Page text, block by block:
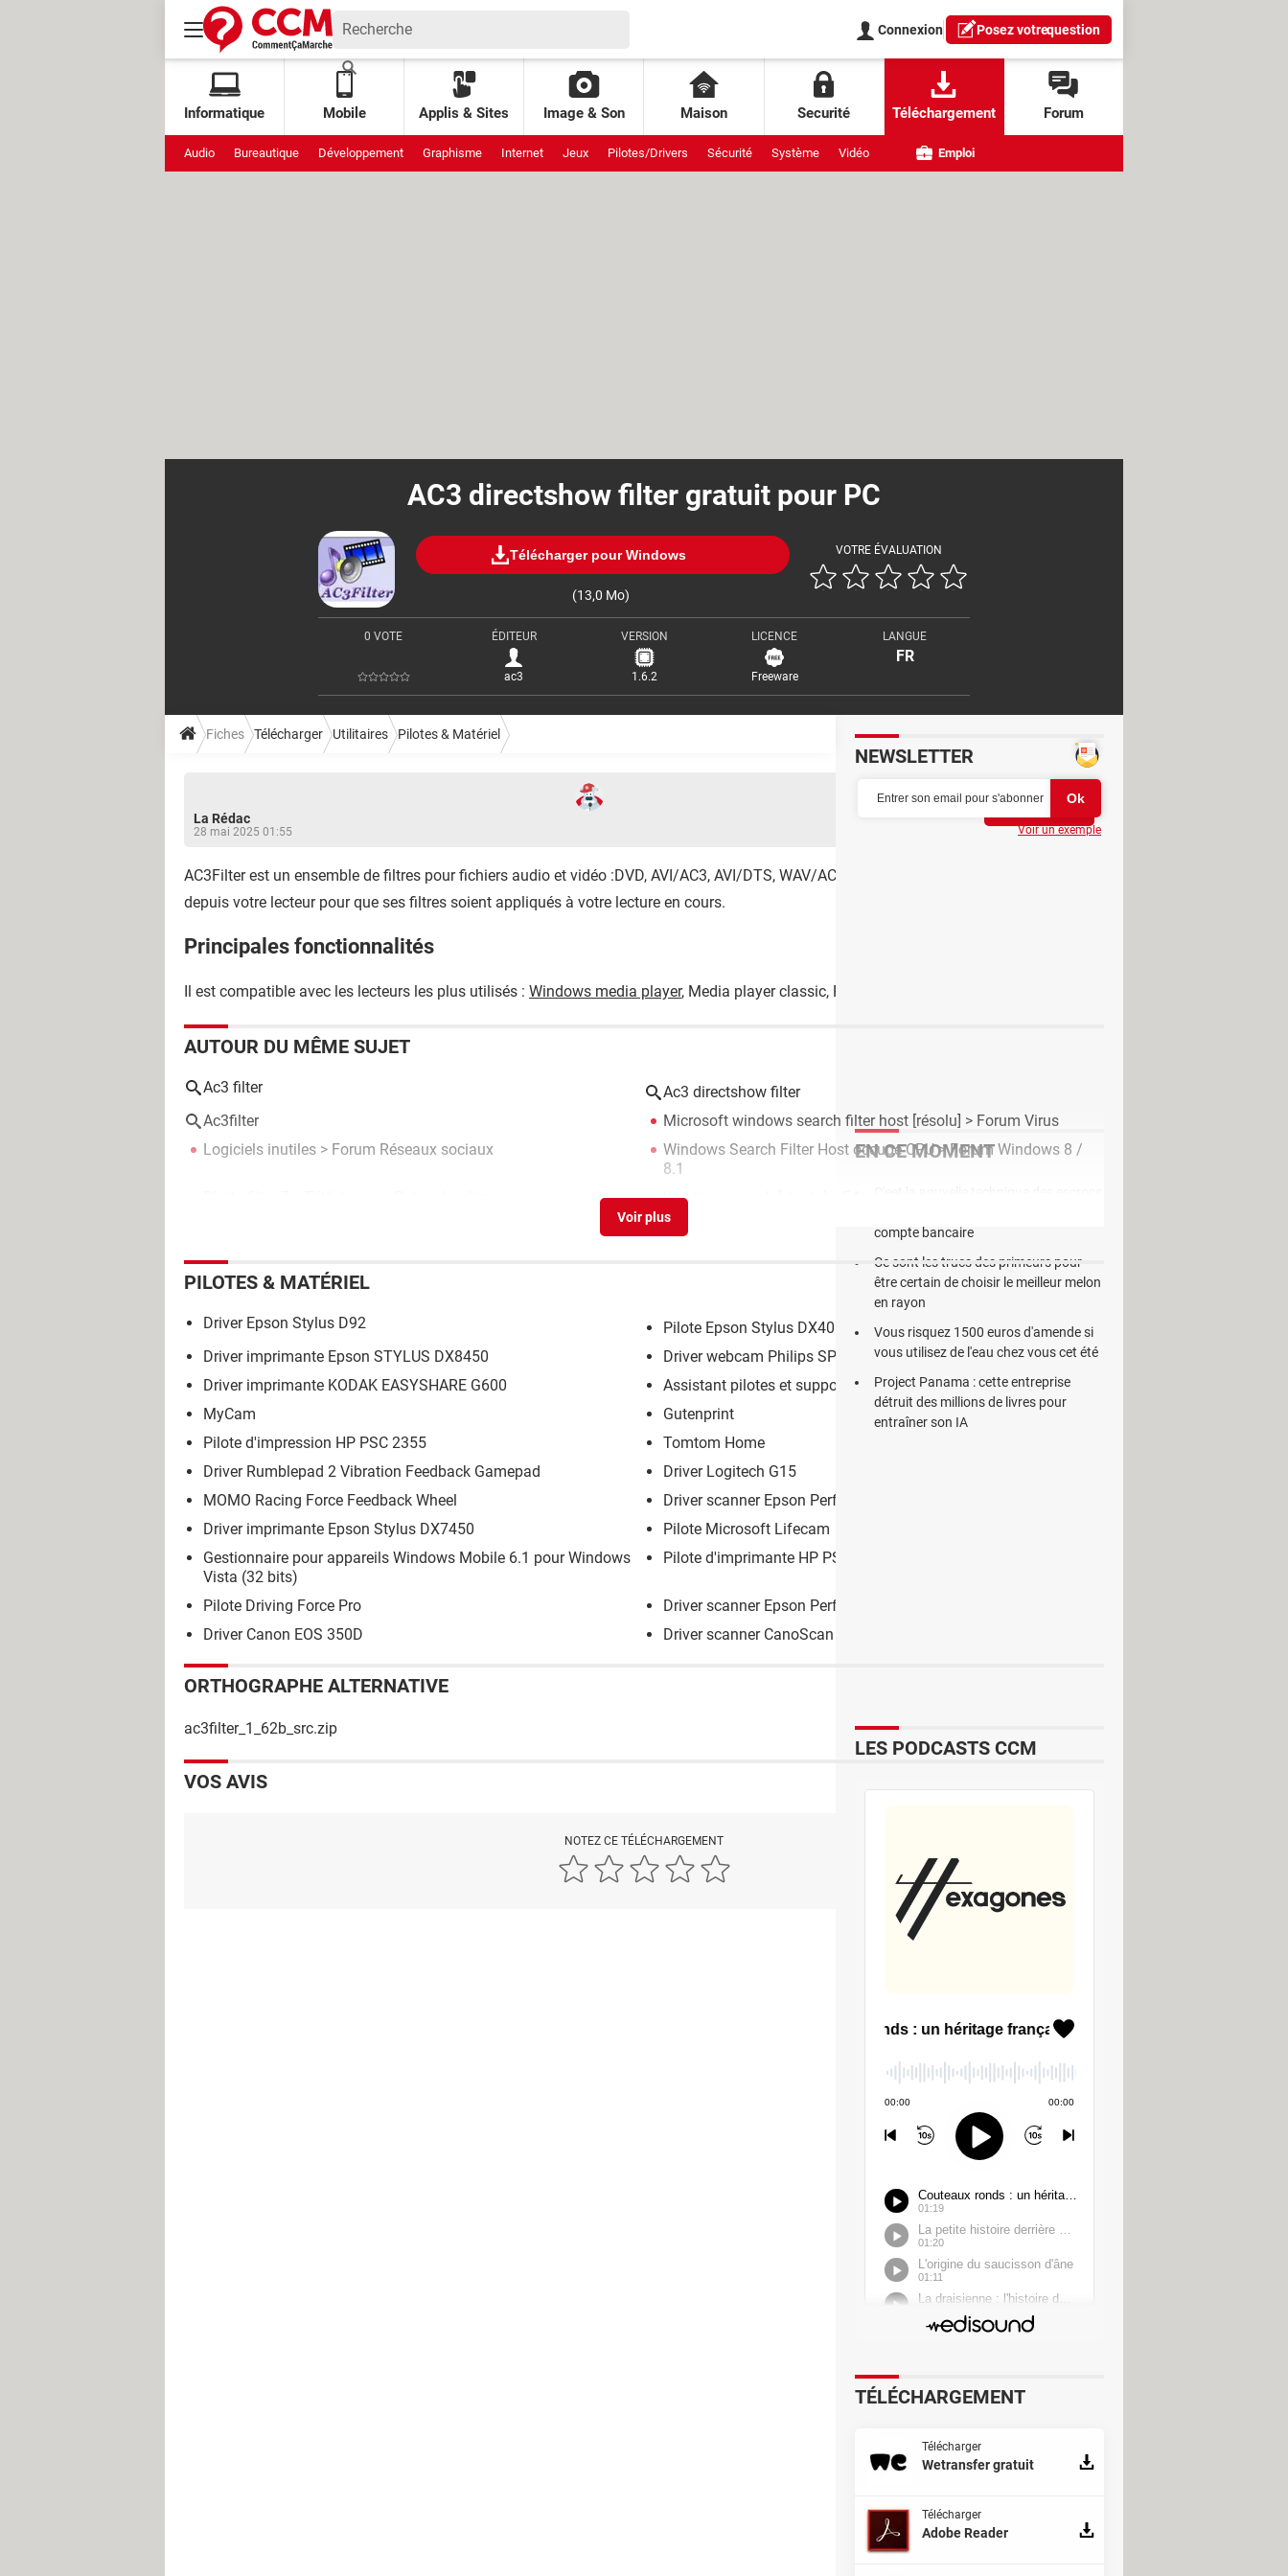
Connexion Posez votrequestion
Informatique Mobile Applis & Sites Image & Son Maison Securité Téléchargement Forum
Audio Bureautique Développement Graphisme Internet Jeux Pilotes/Drivers Sécurité Système Vidéo Emploi
AC3 directshow filter gratuit pour PC
Télécharger pour Windows
(13,0 Mo)
VOTRE ÉVALUATION
0 VOTE ÉDITEUR
ac3
VERSION
1.6.2
LICENCE
Freeware
LANGUE
FR
Fiches Télécharger Utilitaires Pilotes & Matériel
La Rédac
28 mai 2025 01:55
AC3Filter est un ensemble de filtres pour fichiers audio et vidéo :DVD, AVI/AC3, AVI/DTS, WAV/AC3. Vous n'avez qu'à le sélectionner
depuis votre lecteur pour que ses filtres soient appliqués à votre lecture en cours.
Principales fonctionnalités
Il est compatible avec les lecteurs les plus utilisés : Windows media player, Media player classic, PowerDVD, VLC,...etc.
AUTOUR DU MÊME SUJET
Ac3 filter
Ac3 directshow filter
Ac3filter
Microsoft windows search filter host [résolu] > Forum Virus
Logiciels inutiles > Forum Réseaux sociaux Windows Search Filter Host occupe CPU>Forum Windows 8 /
8.1
Windows search
PILOTES & MATÉRIEL
Driver Epson Stylus D92
Pilote Epson Stylus DX4050
Driver imprimante Epson STYLUS DX8450
Driver webcam Philips SPC900NC
Driver imprimante KODAK EASYSHARE G600
Assistant pilotes et support Intel : un PC toujours à jour
MyCam
Gutenprint
Pilote d'impression HP PSC 2355
Tomtom Home
Driver Rumblepad 2 Vibration Feedback Gamepad
Driver Logitech G15
MOMO Racing Force Feedback Wheel
Driver scanner Epson Perfection 2480
Driver imprimante Epson Stylus DX7450
Pilote Microsoft Lifecam
Gestionnaire pour appareils Windows Mobile 6.1 pour Windows
Vista (32 bits)
Pilote d'imprimante HP PSC 1210
Pilote Driving Force Pro
Driver scanner Epson Perfection 1250
Driver Canon EOS 350D
Driver scanner CanoScan N670U
ORTHOGRAPHE ALTERNATIVE
ac3filter_1_62b_src.zip
VOS AVIS
NOTEZ CE TÉLÉCHARGEMENT
NEWSLETTER
Voir un exemple
EN CE MOMENT
compte bancaire
Ce sont les trucs des primeurs pour
être certain de choisir le meilleur melon
en rayon
Vous risquez 1500 euros d'amende si
vous utilisez de l'eau chez vous cet été
Project Panama : cette entreprise
détruit des millions de livres pour
entraîner son IA
LES PODCASTS CCM
TÉLÉCHARGEMENT
Télécharger
Wetransfer gratuit
Télécharger
Adobe Reader